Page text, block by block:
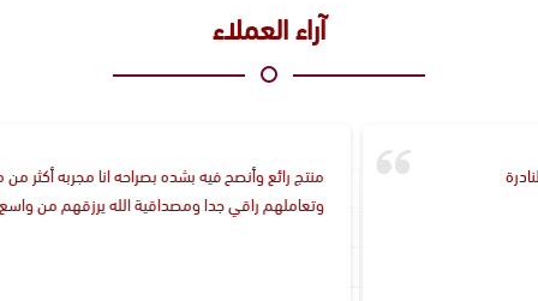
آراء العملاء
منتج رائع وأنصح فيه بشده بصراحه انا مجربه أكثر من مره ورح اطلبه كل مره
وتعاملهم راقي جدا ومصداقية الله يرزقهم من واسع فضله.